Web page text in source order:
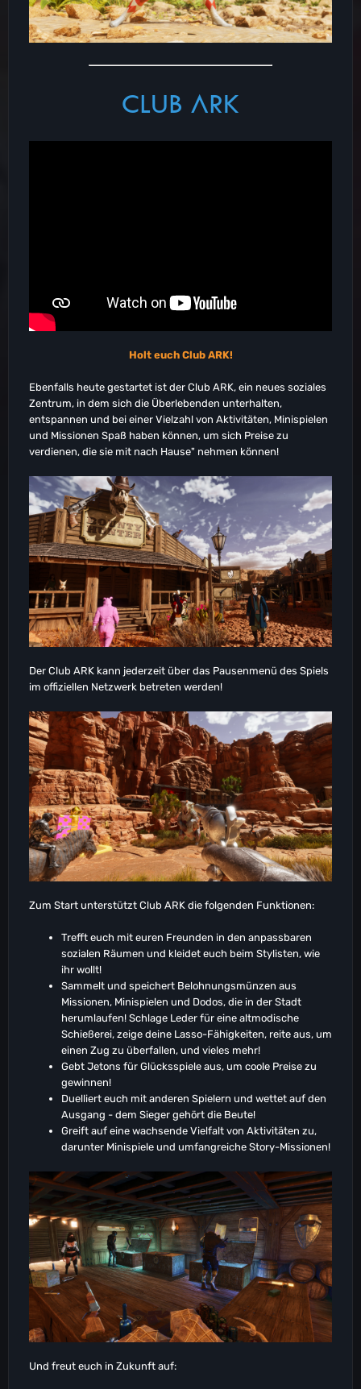
CLUB ARK
Holt euch Club ARK!
Ebenfalls heute gestartet ist der Club ARK, ein neues soziales
Zentrum, in dem sich die Überlebenden unterhalten,
entspannen und bei einer Vielzahl von Aktivitäten, Minispielen
und Missionen Spaß haben können, um sich Preise zu
verdienen, die sie mit nach Hause" nehmen können!
Der Club ARK kann jederzeit über das Pausenmenü des Spiels
im offiziellen Netzwerk betreten werden!
Zum Start unterstützt Club ARK die folgenden Funktionen:
Trefft euch mit euren Freunden in den anpassbaren
sozialen Räumen und kleidet euch beim Stylisten, wie
ihr wollt!
Sammelt und speichert Belohnungsmünzen aus
Missionen, Minispielen und Dodos, die in der Stadt
herumlaufen! Schlage Leder für eine altmodische
Schießerei, zeige deine Lasso-Fähigkeiten, reite aus, um
einen Zug zu überfallen, und vieles mehr!
Gebt Jetons für Glücksspiele aus, um coole Preise zu
gewinnen!
Duelliert euch mit anderen Spielern und wettet auf den
Ausgang - dem Sieger gehört die Beute!
Greift auf eine wachsende Vielfalt von Aktivitäten zu,
darunter Minispiele und umfangreiche Story-Missionen!
Und freut euch in Zukunft auf: